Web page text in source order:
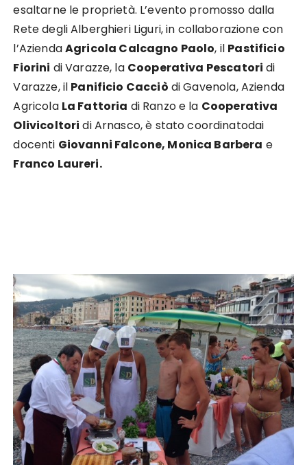
esaltarne le proprietà. L’evento promosso dalla
Rete degli Alberghieri Liguri, in collaborazione con
l’AziendaAgricola Calcagno Paolo, il Pastificio
Fiorini di Varazze, la Cooperativa Pescatori di
Varazze, il Panificio Cacciò di Gavenola, Azienda
Agricola La Fattoria di Ranzo e la Cooperativa
Olivicoltori di Arnasco, è stato coordinatodai
docenti Giovanni Falcone, Monica Barbera e
Franco Laureri.